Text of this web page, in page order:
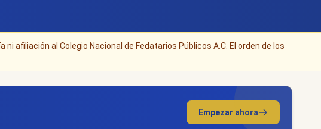
afiliación al Colegio Nacional de Fedatarios Públicos A.C. El orden de los
Empezar ahora